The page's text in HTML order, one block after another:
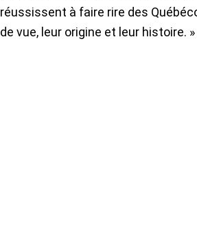
réussissent à faire rire des
de vue, leur origine et leur histoire. »